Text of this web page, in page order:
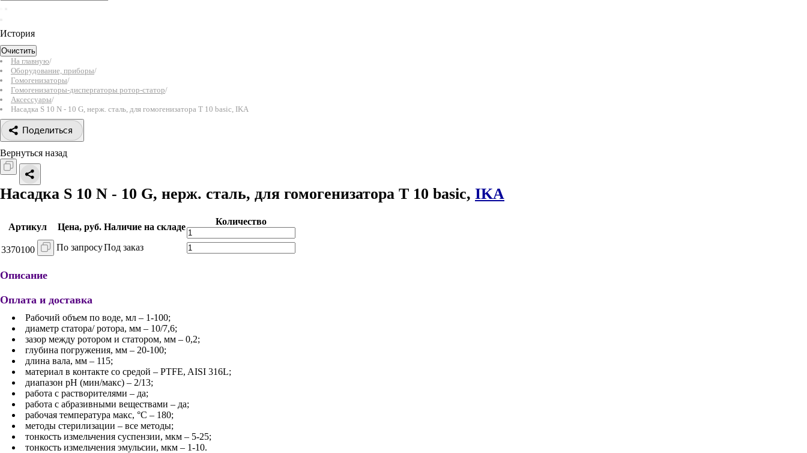
История
Очистить
На главную/
Оборудование, приборы/
Гомогенизаторы/
Гомогенизаторы-диспергаторы ротор-статор/
Аксессуары/
Насадка S 10 N - 10 G, нерж. сталь, для гомогенизатора T 10 basic, IKA
Поделиться
Вернуться назад
Насадка S 10 N - 10 G, нерж. сталь, для гомогенизатора T 10 basic, IKA
Артикул Цена, руб. Наличие на складе
Количество
3370100 По запросуПод заказ
Описание
Оплата и доставка
Рабочий объем по воде, мл – 1-100;
диаметр статора/ ротора, мм – 10/7,6;
зазор между ротором и статором, мм – 0,2;
глубина погружения, мм – 20-100;
длина вала, мм – 115;
материал в контакте со средой – PTFE, AISI 316L;
диапазон pH (мин/макс) – 2/13;
работа с растворителями – да;
работа с абразивными веществами – да;
рабочая температура макс, °C – 180;
методы стерилизации – все методы;
тонкость измельчения суспензии, мкм – 5-25;
тонкость измельчения эмульсии, мкм – 1-10.